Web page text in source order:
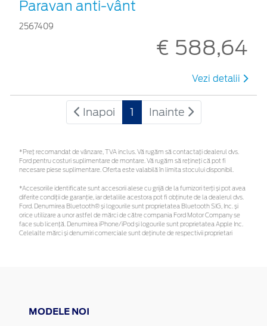
Paravan anti-vânt
2567409
€ 588,64
Vezi detalii
Inapoi 1 Inainte
*Preţ recomandat de vânzare, TVA inclus. Vă rugăm să contactaţi dealerul dvs.
Ford pentru costuri suplimentare de montare. Vă rugăm să rețineți că pot fi
necesare piese suplimentare. Oferta este valabilă în limita stocului disponibil.
*Accesoriile identificate sunt accesorii alese cu grijă de la furnizori terți și pot avea
diferite condiții de garanție, iar detaliile acestora pot fi obținute de la dealerul dvs.
Ford. Denumirea Bluetooth® și logourile sunt proprietatea Bluetooth SIG, Inc. și
orice utilizare a unor astfel de mărci de către compania Ford Motor Company se
face sub licență. Denumirea iPhone/iPod și logourile sunt proprietatea Apple Inc.
Celelalte mărci și denumiri comerciale sunt deținute de respectivii proprietari
MODELE NOI